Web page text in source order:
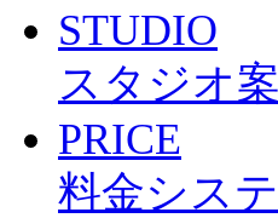
STUDIO
スタジオ
PRICE
料金シス